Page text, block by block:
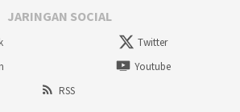
JARINGAN SOCIAL
Twitter
Youtube
RSS